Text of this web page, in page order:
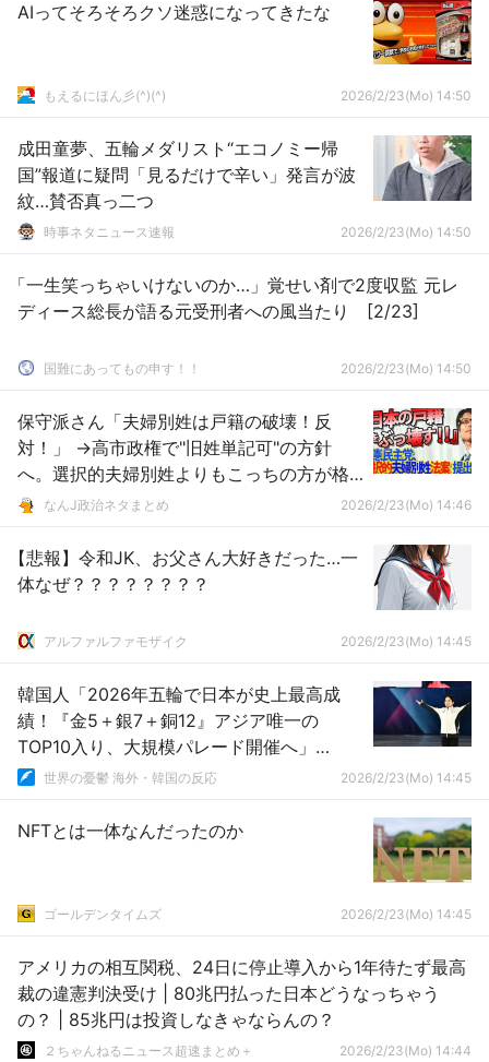
AIってそろそろクソ迷惑になってきたな
もえるにほん彡(^)(^) 2026/2/23(Mo) 14:50
成田童夢、五輪メダリスト“エコノミー帰
国”報道に疑問「見るだけで辛い」発言が波
紋…賛否真っ二つ
時事ネタニュース速報 2026/2/23(Mo) 14:50
「一生笑っちゃいけないのか…」覚せい剤で2度収監 元レ
ディース総長が語る元受刑者への風当たり [2/23]
国難にあってもの申す！！ 2026/2/23(Mo) 14:50
保守派さん「夫婦別姓は戸籍の破壊！反
対！」 →高市政権で"旧姓単記可"の方針
へ。選択的夫婦別姓よりもこっちの方が格
段に戸籍が形骸化するのではと話題に
なんJ政治ネタまとめ 2026/2/23(Mo) 14:46
【悲報】令和JK、お父さん大好きだった…一
体なぜ？？？？？？？？
アルファルファモザイク 2026/2/23(Mo) 14:45
韓国人「2026年五輪で日本が史上最高成
績！『金5＋銀7＋銅12』アジア唯一の
TOP10入り、大規模パレード開催へ」
→「衝撃の展開（ﾌﾞﾙﾌﾞﾙ…」
世界の憂鬱 海外・韓国の反応 2026/2/23(Mo) 14:45
NFTとは一体なんだったのか
ゴールデンタイムズ 2026/2/23(Mo) 14:45
アメリカの相互関税、24日に停止導入から1年待たず最高
裁の違憲判決受け | 80兆円払った日本どうなっちゃう
の？ | 85兆円は投資しなきゃならんの？
２ちゃんねるニュース超速まとめ＋ 2026/2/23(Mo) 14:44